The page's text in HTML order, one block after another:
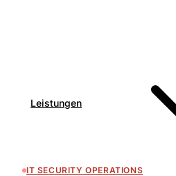
Leistungen
IT SECURITY OPERATIONS